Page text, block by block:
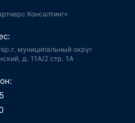
Консалтинг»
муниципальный округ
д. 11А/2 стр. 1А